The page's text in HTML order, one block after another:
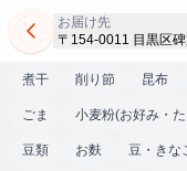
お届け先
〒154-0011 目黒区
煮干 削り節 昆布
ごま 小麦粉(お好み・
豆類 お麩 豆・き